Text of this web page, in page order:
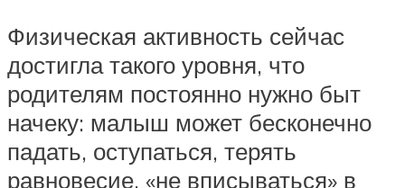
Физическая активность сейчас
достигла такого уровня, что
родителям постоянно нужно быт
начеку: малыш может бесконечно
падать, оступаться, терять
равновесие, «не вписываться» в